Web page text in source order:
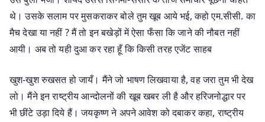
थे। उसके सलाम पर मुसकराकर बोले तुम खूब आये भई, कहो एम.सीसी. का
मैच देखा या नहीं ? मैं तो इन बखेड़ों में ऐसा फँसा कि जाने की नौबत नहीं
आयी। अब तो यही दुआ कर रहा हूँ कि किसी तरह एजेंट साहब
खुश-खुश रुखसत हो जायँ। मैंने जो भाषण लिखवाया है, वह जरा तुम भी देख
लो। मैंने इन राष्ट्रीय आन्दोलनों की खूब खबर ली है और हरिजनोद्धार पर
भी छींटे उड़ा दिये हैं। जयकृष्ण ने अपने आवेश को दबाकर कहा, राष्ट्रीय